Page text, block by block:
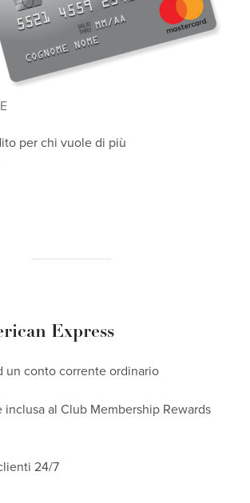
per chi vuole di più
Express
un conto corrente ordinario
inclusa al Club Membership Rewards
24/7